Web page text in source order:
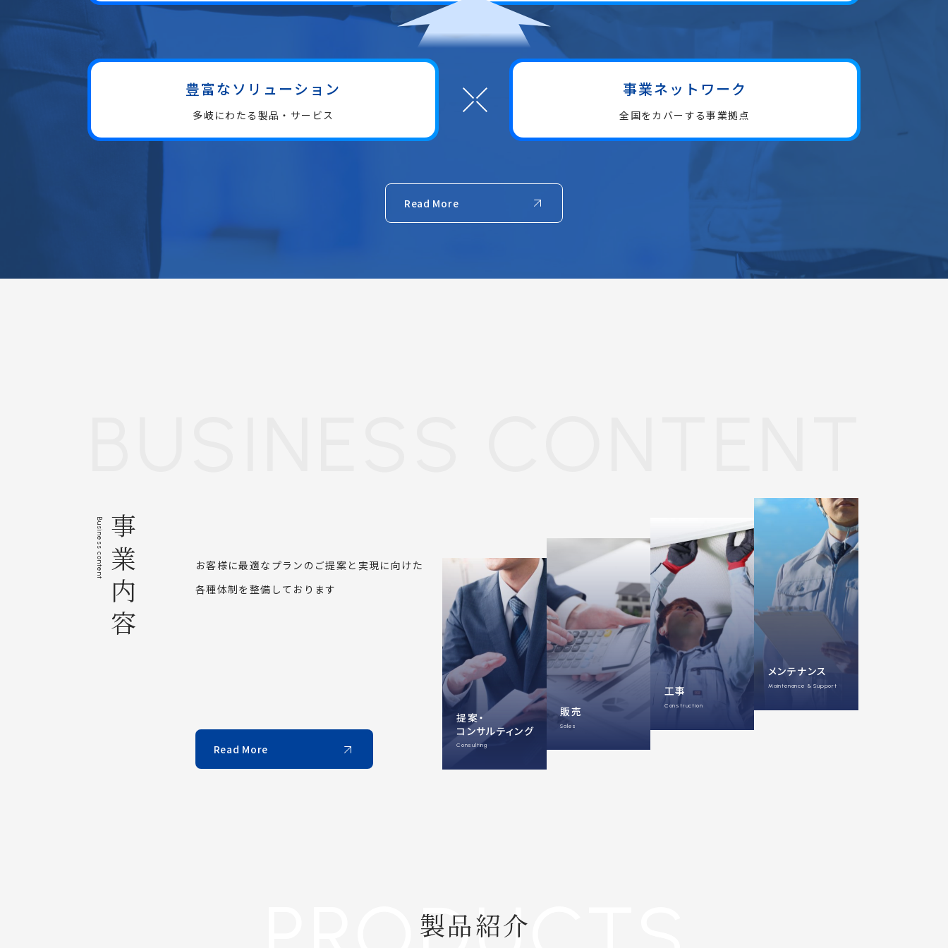
豊富なソリューション
多岐にわたる 製品・サービス
事業ネットワーク
全国をカバーする事業拠点
Read More
Business content事業内容
提案・
コンサルティング
Consulting
販売
Sales
工事
Construction
メンテナンス
Maintenance & Support
お客様に最適なプランのご提案と実現に向けた
各種体制を整備しております
Read More
製品紹介